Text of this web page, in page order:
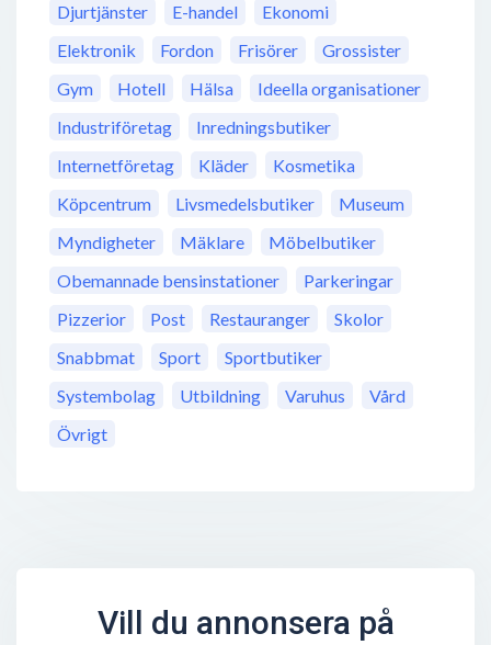
Djurtjänster
E-handel
Ekonomi
Elektronik
Fordon Frisörer
Grossister
Gym
Hotell Hälsa
Ideella organisationer
Industriföretag
Inredningsbutiker
Internetföretag
Kläder
Kosmetika
Köpcentrum
Livsmedelsbutiker
Museum
Myndigheter
Mäklare
Möbelbutiker
Obemannade bensinstationer
Parkeringar
Pizzerior
Post Restauranger
Skolor
Snabbmat
Sport
Sportbutiker
Systembolag
Utbildning Varuhus
Vård
Övrigt
Vill du annonsera på